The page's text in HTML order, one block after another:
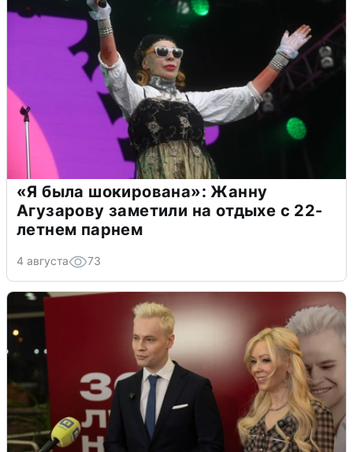
«Я была шокирована»: Жанну
Агузарову заметили на отдыхе с 22-
летнем парнем
4 августа 73